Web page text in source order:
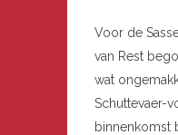
Voor de
van Rest
wat
Schuttevaer-
binnenkomst